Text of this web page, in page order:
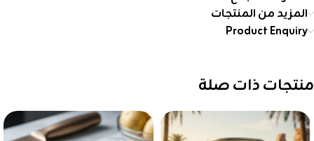
المزيد من المنتجات
Product Enquiry
منتجات ذات صلة